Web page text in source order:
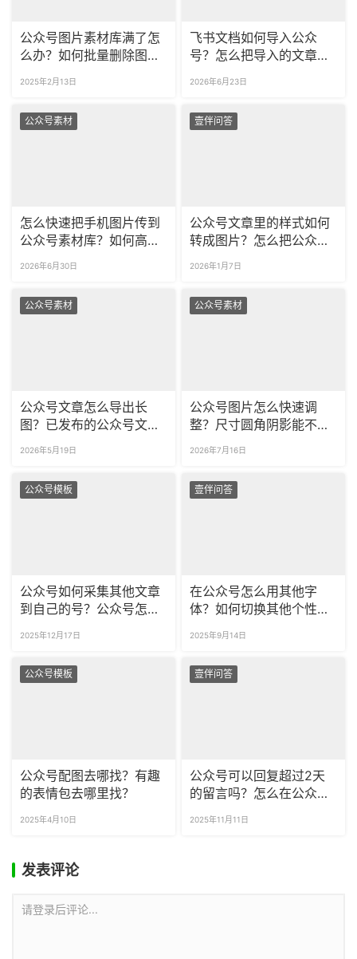
公众号图片素材库满了怎
么办？如何批量删除图
2025年2月13日
飞书文档如何导入公众
号？怎么把导入的文章一
2026年6月23日
公众号素材
怎么快速把手机图片传到
公众号素材库？如何高效
2026年6月30日
壹伴问答
公众号文章里的样式如何
转成图片？怎么把公众号
2026年1月7日
公众号素材
公众号文章怎么导出长
图？已发布的公众号文章
2026年5月19日
公众号素材
公众号图片怎么快速调
整？尺寸圆角阴影能不能
2026年7月16日
公众号模板
公众号如何采集其他文章
到自己的号？公众号怎么
2025年12月17日
壹伴问答
在公众号怎么用其他字
体？如何切换其他个性字
2025年9月14日
公众号模板
公众号配图去哪找？有趣
的表情包去哪里找？
2025年4月10日
壹伴问答
公众号可以回复超过2天
的留言吗？怎么在公众号
2025年11月11日
发表评论
请登录后评论...